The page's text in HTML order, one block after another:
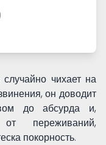
чихает на
он доводит
до абсурда и,
переживаний,
покорность.